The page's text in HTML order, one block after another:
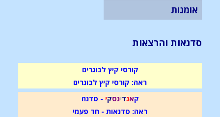
אומנות
סדנאות והרצאות
קורסי קיץ לבוגרים
ראה: קורסי קיץ לבוגרים
קאנדינסקי - סדנה
ראה: סדנאות - חד פעמי